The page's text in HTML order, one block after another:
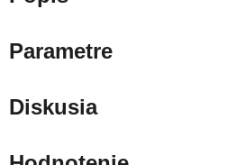
Parametre
Diskusia